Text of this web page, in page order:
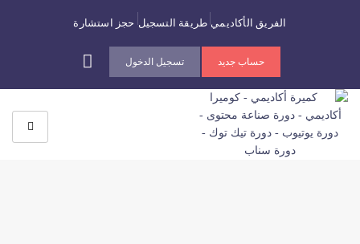
الفريق الأكاديمي طريقة التسجيل حجز استشارة
حساب جديد تسجيل الدخول